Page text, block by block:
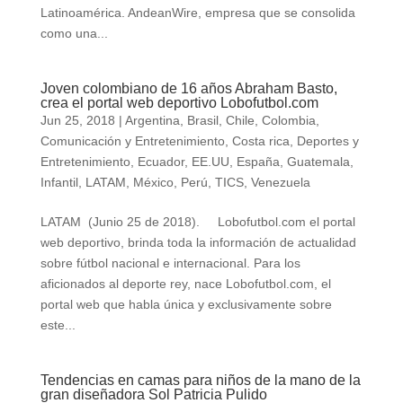
Latinoamérica. AndeanWire, empresa que se consolida
como una...
Joven colombiano de 16 años Abraham Basto,
crea el portal web deportivo Lobofutbol.com
Jun 25, 2018 | Argentina Brasil, Chile Colombia
Comunicación y Entretenimiento, Costa rica
Deportes y
Entretenimiento, Ecuador, EE.UU España Guatemala
Infantil, LATAM México, Perú TICS, Venezuela
LATAM (Junio 25 de 2018). Lobofutbol.com el portal
web deportivo, brinda toda la información de actualidad
sobre fútbol nacional e internacional. Para los
aficionados al deporte rey, nace Lobofutbol.com, el
portal web que habla única y exclusivamente sobre
este...
Tendencias en camas para niños de la mano de la
gran diseñadora Sol Patricia Pulido